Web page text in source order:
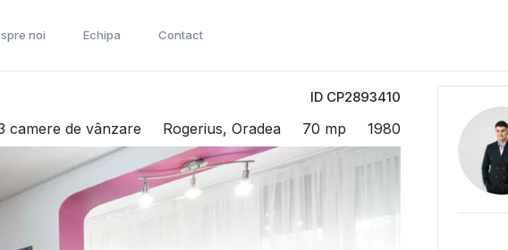
noi Echipa Contact
ID CP2893410
camere de vânzare Rogerius, Oradea 70 mp 1980